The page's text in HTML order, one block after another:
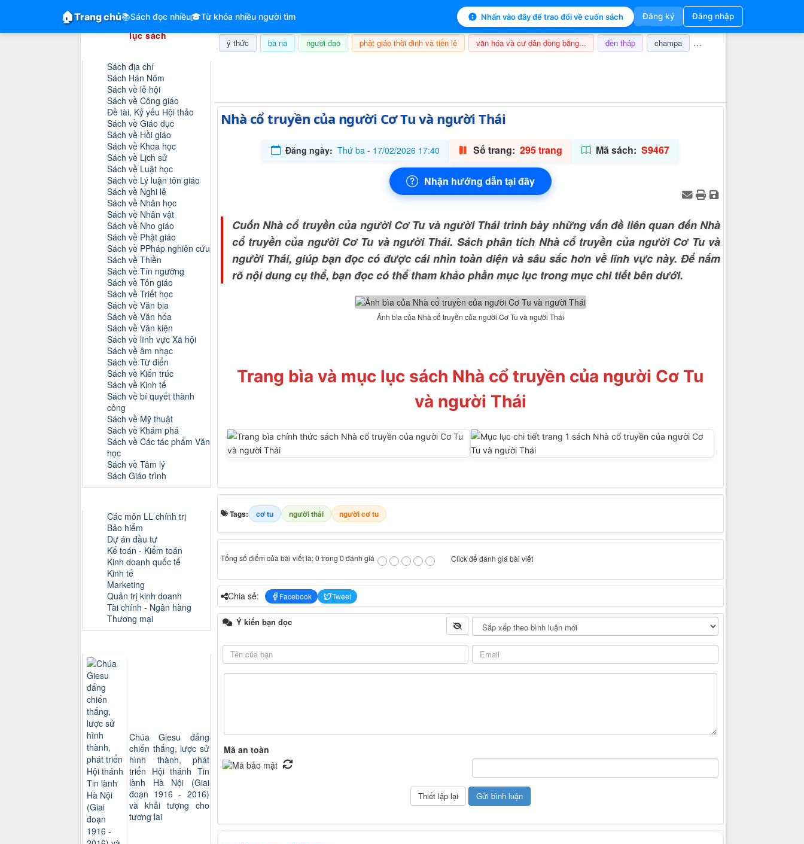
🏠Trang chủ📚Sách đọc nhiều🎓Từ khóa nhiều người tìm Nhấn vào đây để trao đổi về cuốn sách Đăng ký Đăng nhập
ý thức ba na người dao phật giáo thời đinh và tiền lê văn hóa và cư dân đồng bằng... đền tháp champa nghi lễ
Nhà cổ truyền của người Cơ Tu và người Thái
Đăng ngày: Thứ ba - 17/02/2026 17:40 Số trang: 295 trang Mã sách: S9467
Nhận hướng dẫn tại đây
Cuốn Nhà cổ truyền của người Cơ Tu và người Thái trình bày những vấn đề liên quan đến Nhà
cổ truyền của người Cơ Tu và người Thái. Sách phân tích Nhà cổ truyền của người Cơ Tu và
người Thái, giúp bạn đọc có được cái nhìn toàn diện và sâu sắc hơn về lĩnh vực này. Để nắm
rõ nội dung cụ thể, bạn đọc có thể tham khảo phần mục lục trong mục chi tiết bên dưới.
Ảnh bìa của Nhà cổ truyền của người Cơ Tu và người Thái
Trang bìa và mục lục sách Nhà cổ truyền của người Cơ Tu
và người Thái
Tags: cơ tu người thái người cơ tu
Tổng số điểm của bài viết là: 0 trong 0 đánh giá Click để đánh giá bài viết
Chia sẻ: Facebook Tweet
Ý kiến bạn đọc
Mã an toàn
Hệ thống hóa tài liệu & mục
lục sách
Sách địa chí
Sách Hán Nôm
Sách về lễ hội
Sách về Công giáo
Đề tài, Kỷ yếu Hội thảo
Sách về Giáo dục
Sách về Hồi giáo
Sách về Khoa học
Sách về Lịch sử
Sách về Luật học
Sách về Lý luận tôn giáo
Sách về Nghi lễ
Sách về Nhân học
Sách về Nhân vật
Sách về Nho giáo
Sách về Phật giáo
Sách về PPháp nghiên cứu
Sách về Thiền
Sách về Tín ngưỡng
Sách về Tôn giáo
Sách về Triết học
Sách về Văn bia
Sách về Văn hóa
Sách về Văn kiện
Sách về lĩnh vực Xã hội
Sách về âm nhạc
Sách về Từ điển
Sách về Kiến trúc
Sách về Kinh tế
Sách về bí quyết thành
công
Sách về Mỹ thuật
Sách về Khám phá
Sách về Các tác phẩm Văn
học
Sách về Tâm lý
Sách Giáo trình
Các môn LL chính trị
Bảo hiểm
Dự án đầu tư
Kế toán - Kiểm toán
Kinh doanh quốc tế
Kinh tế
Marketing
Quản trị kinh doanh
Tài chính - Ngân hàng
Thương mại
Chúa Giesu đấng
chiến thắng, lược sử
hình thành, phát
triển Hội thánh Tin
lành Hà Nội (Giai
đoạn 1916 - 2016)
và khải tượng cho
tương lai